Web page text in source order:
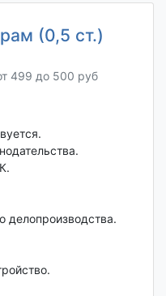
(0,5 ст.)
499 до 500 руб
делопроизводства.